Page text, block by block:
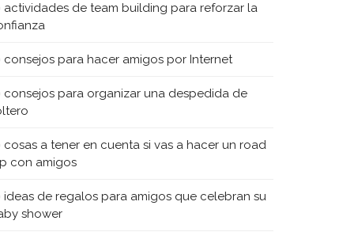
actividades de team building para reforzar la
consejos para hacer amigos por Internet
consejos para organizar una despedida de
cosas a tener en cuenta si vas a hacer un road
con amigos
ideas de regalos para amigos que celebran su
shower